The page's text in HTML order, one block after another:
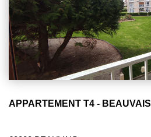
APPARTEMENT T4 - BEAUVAIS